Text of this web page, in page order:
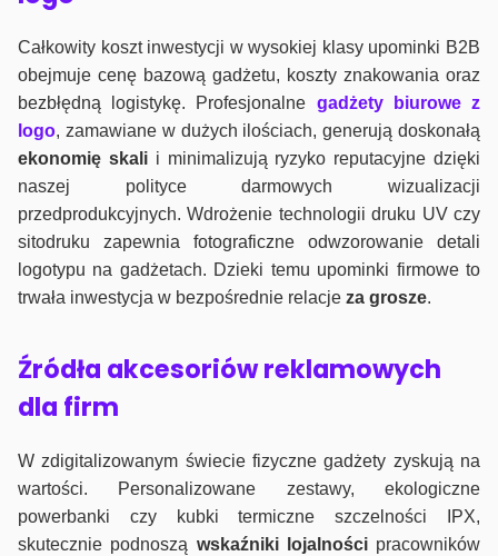
Całkowity koszt inwestycji w wysokiej klasy upominki B2B
obejmuje cenę bazową gadżetu, koszty znakowania oraz
bezbłędną logistykę. Profesjonalne gadżety biurowe z
logo, zamawiane w dużych ilościach, generują doskonałą
ekonomię skalii minimalizują ryzyko reputacyjne dzięki
naszej polityce darmowych wizualizacji
przedprodukcyjnych. Wdrożenie technologii druku UV czy
sitodruku zapewnia fotograficzne odwzorowanie detali
logotypu na gadżetach. Dzieki temu upominki firmowe to
trwała inwestycja w bezpośrednie relacje za grosze.
Źródła akcesoriów reklamowych
dla firm
W zdigitalizowanym świecie fizyczne gadżety zyskują na
wartości. Personalizowane zestawy, ekologiczne
powerbanki czy kubki termiczne szczelności IPX,
skutecznie podnoszą wskaźniki lojalnościpracowników